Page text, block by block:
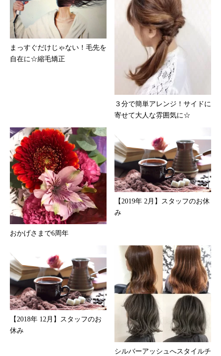
まっすぐだけじゃない！毛先を
自在に☆縮毛矯正
３分で簡単アレンジ！サイドに
寄せて大人な雰囲気に☆
おかげさまで6周年
【2019年 2月】スタッフのお休
み
【2018年 12月】スタッフのお
休み
シルバーアッシュへスタイルチ